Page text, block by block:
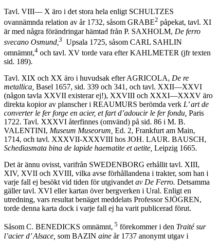
Tavl. VIII— X äro i det stora hela enligt SCHULTZES
ovannämnda relation av år 1732, såsom GRABE2 påpekat, tavl. XI
är med några förändringar hämtad från P. SAXHOLM, De ferro
svecano Osmund, 3 Upsala 1725, såsom CARL SAHLIN
omnämnt,4 och tavl. XV torde vara efter KAHLMETER (jfr texten
sid. 189).
Tavl. XIX och XX äro i huvudsak efter AGRICOLA, De re
metallica, Basel 1657, sid. 339 och 341, och tavl. XXII—XXVI
(någon tavla XXVII existerar ej!), XXVIII och XXXI—XXXV äro
direkta kopior av planscher i REAUMURS berömda verk L’ art de
converter le fer forge en acier, et fart d’adoucir le fer fondu, Paris
1722. Tavl. XXXVI återfinnes (omvänd) på sid. 86 i M. B.
VALENTINI, Museum Museorum, Ed. 2, Frankfurt am Main,
1714, och tavl. XXXVII-XXXVIII hos JOH. LAUR. BAUSCH,
Schediasmata bina de lapide haematite et aetite, Leipzig 1665.
Det är ännu ovisst, varifrån SWEDENBORG erhållit tavl. XIII,
XIV, XVII och XVIII, vilka avse förhållandena i trakter, som han i
varje fall ej besökt vid tiden för utgivandetav De Ferro. Detsamma
gäller tavl. XVI eller kartan över bergverken i Ural. Enligt en
utredning, vars resultat benäget meddelats Professor SJÖGREN,
torde denna karta dock i varje fall ej ha varit publicerad förut.
Såsom C. BENEDICKS omnämnt, 5 förekommer i den Traité sur
l’acier d’ Alsace, som BAZIN aine år 1737 anonymt utgav i